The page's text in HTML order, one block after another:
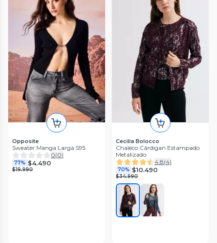
Opposite
Sweater Manga Larga S95
0(0)
77% $4.490
$19.990
Cecilia Bolocco
Chaleco Cárdigan Estampado
Metalizado
4.8(4)
70% $10.490
$34.990